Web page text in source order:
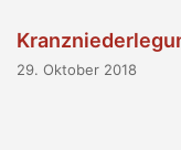
29. Oktober 2018